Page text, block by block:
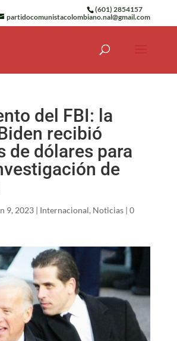
(601) 2854157
partidocomunistacolombiano.nal@gmail.com
del FBI: la
recibió
de dólares para
de
9, 2023| Internacional, Noticias| 0